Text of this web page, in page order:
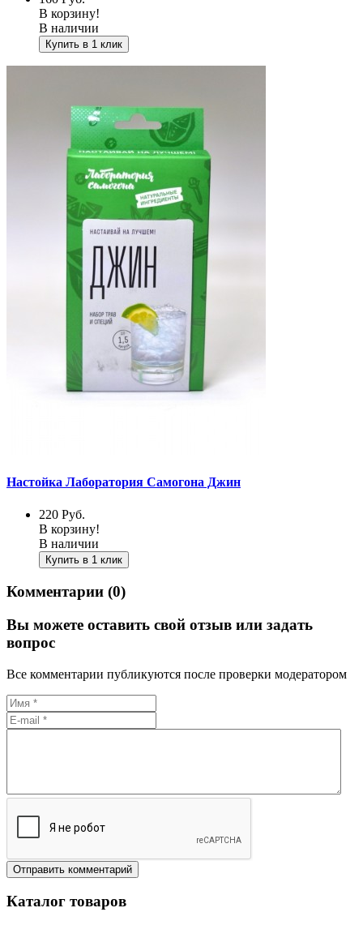
В корзину!
В наличии
Купить в 1 клик
Настойка Лаборатория Самогона Джин
220 Руб.
В корзину!
В наличии
Купить в 1 клик
Комментарии (0)
Вы можете оставить свой отзыв или задать
вопрос
Все комментарии публикуются после проверки модератором
Каталог товаров